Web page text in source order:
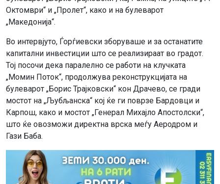
Октомври“ и „Пролет“, како и на булеварот
„Македонија“.
Во интервјуто, Ѓорѓиевски зборуваше и за останатите
капитални инвестиции што се реализираат во градот.
Тој посочи дека паралелно се работи на клучката
„Момин Поток“, продолжува реконструкцијата на
булеварот „Борис Трајковски“ кон Драчево, се гради
мостот на „Љубљанска“ кој ќе ги поврзе Бардовци и
Карпош, како и мостот „Генерал Михајло Апостолски“,
што ќе овозможи директна врска меѓу Аеродром и
Гази Баба.